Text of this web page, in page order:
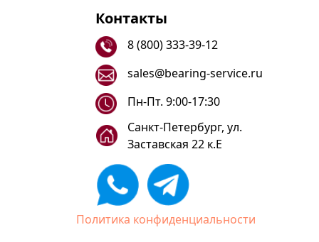
Контакты
8 (800) 333-39-12
sales@bearing-service.ru
Санкт-Петербург, ул.
Заставская 22 к.Е
Пн-Пт. 9:00-17:30
Политика конфиденциальности